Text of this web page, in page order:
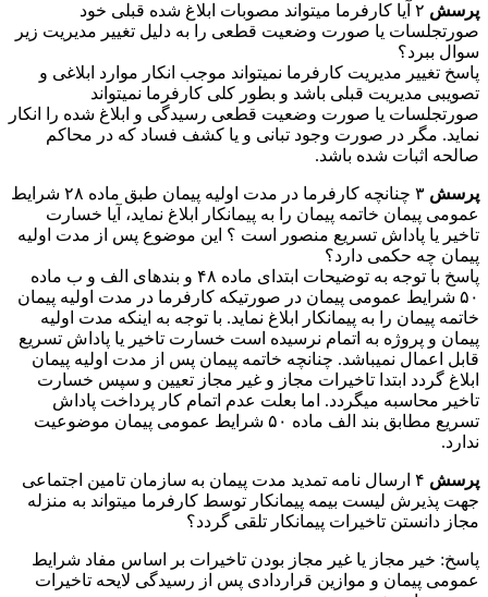
پرسش
۲ آیا کارفرما میتواند مصوبات ابلاغ شده قبلی خود
صورتجلسات یا صورت وضعیت قطعی را به دلیل تغییر مدیریت زیر
سوال ببرد؟
پاسخ تغییر مدیریت کارفرما نمیتواند موجب انکار موارد ابلاغی و
تصویبی مدیریت قبلی باشد و بطور کلی کارفرما نمیتواند
صورتجلسات یا صورت وضعیت قطعی رسیدگی و ابلاغ شده را انکار
نماید. مگر در صورت وجود تبانی و یا کشف فساد که در محاکم
صالحه اثبات شده باشد.
پرسش
۳ چنانچه کارفرما در مدت اولیه پیمان طبق ماده ۲۸ شرایط
عمومی پیمان خاتمه پیمان را به پیمانکار ابلاغ نماید، آیا خسارت
تاخیر یا پاداش تسریع منصور است ؟ این موضوع پس از مدت اولیه
پیمان چه حکمی دارد؟
پاسخ با توجه به توضیحات ابتدای ماده ۴۸ و بندهای الف و ب ماده
۵۰ شرایط عمومی پیمان در صورتیکه کارفرما در مدت اولیه پیمان
خاتمه پیمان را به پیمانکار ابلاغ نماید. با توجه به اینکه مدت اولیه
پیمان و پروژه به اتمام نرسیده است خسارت تاخیر یا پاداش تسریع
قابل اعمال نمیباشد. چنانچه خاتمه پیمان پس از مدت اولیه پیمان
ابلاغ گردد ابتدا تاخیرات مجاز و غیر مجاز تعیین و سپس خسارت
تاخیر محاسبه میگردد. اما بعلت عدم اتمام کار پرداخت پاداش
تسریع مطابق بند الف ماده ۵۰ شرایط عمومی پیمان موضوعیت
ندارد.
پرسش
۴ ارسال نامه تمدید مدت پیمان به سازمان تامین اجتماعی
جهت پذیرش لیست بیمه پیمانکار توسط کارفرما میتواند به منزله
مجاز دانستن تاخیرات پیمانکار تلقی گردد؟
پاسخ: خیر مجاز یا غیر مجاز بودن تاخیرات بر اساس مفاد شرایط
عمومی پیمان و موازین قراردادی پس از رسیدگی لایحه تاخیرات